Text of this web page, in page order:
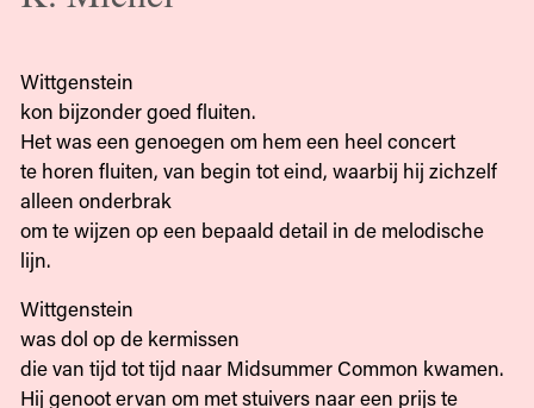
Wittgenstein
kon bijzonder goed fluiten.
Het was een genoegen om hem een heel concert
te horen fluiten, van begin tot eind, waarbij hij zichzelf
alleen onderbrak
om te wijzen op een bepaald detail in de melodische
lijn.
Wittgenstein
was dol op de kermissen
die van tijd tot tijd naar Midsummer Common kwamen.
Hij genoot ervan om met stuivers naar een prijs te